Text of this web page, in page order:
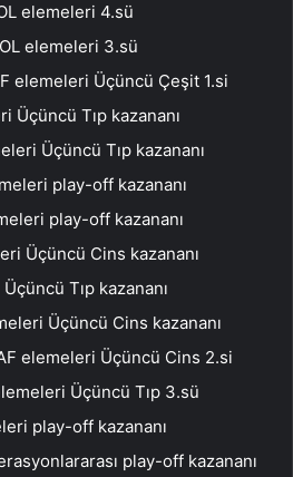
elemeleri 4.sü
elemeleri 3.sü
elemeleri Üçüncü Çeşit 1.si
Üçüncü Tıp kazananı
Üçüncü Tıp kazananı
play-off kazananı
play-off kazananı
Üçüncü Cins kazananı
Tıp kazananı
Üçüncü Cins kazananı
elemeleri Üçüncü Cins 2.si
Üçüncü Tıp 3.sü
play-off kazananı
play-off kazananı